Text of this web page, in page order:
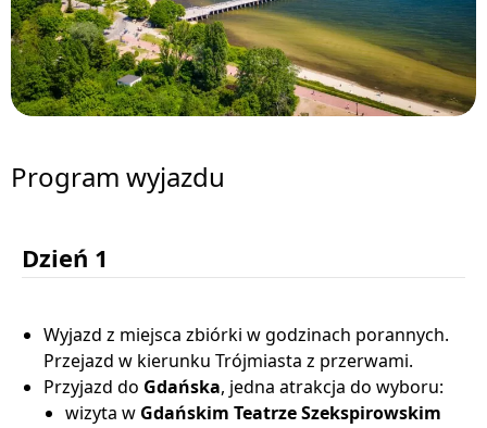
Program wyjazdu
Dzień 1
Wyjazd z miejsca zbiórki w godzinach porannych.
Przejazd w kierunku Trójmiasta z przerwami.
Przyjazd do Gdańska, jedna atrakcja do wyboru:
wizyta w Gdańskim Teatrze Szekspirowskim